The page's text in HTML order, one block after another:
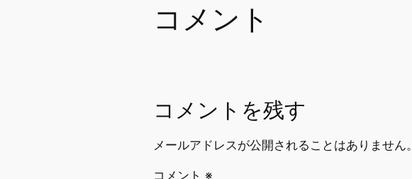
コメント
コメントを残す
メールアドレスが公開されることはありません。
コメント ※